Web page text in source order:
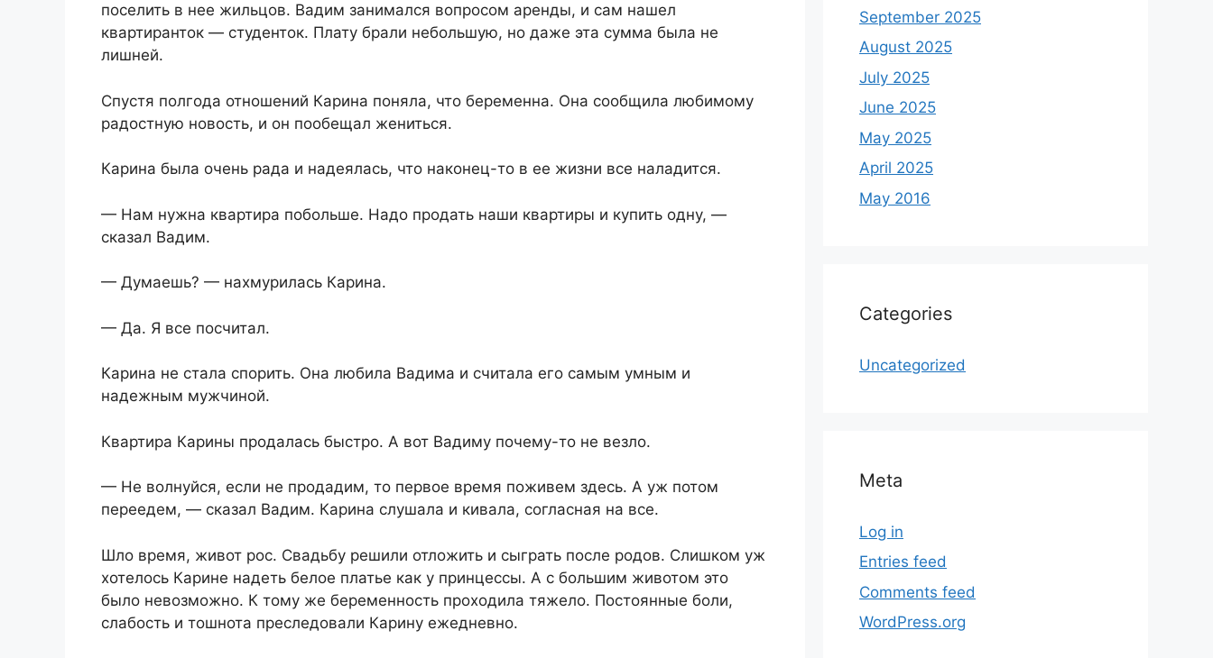
поселить в нее жильцов. Вадим занимался вопросом аренды, и сам нашел
квартиранток — студенток. Плату брали небольшую, но даже эта сумма была не
лишней.
Спустя полгода отношений Карина поняла, что беременна. Она сообщила любимому
радостную новость, и он пообещал жениться.
Карина была очень рада и надеялась, что наконец-то в ее жизни все наладится.
— Нам нужна квартира побольше. Надо продать наши квартиры и купить одну, —
сказал Вадим.
— Думаешь? — нахмурилась Карина.
— Да. Я все посчитал.
Карина не стала спорить. Она любила Вадима и считала его самым умным и
надежным мужчиной.
Квартира Карины продалась быстро. А вот Вадиму почему-то не везло.
— Не волнуйся, если не продадим, то первое время поживем здесь. А уж потом
переедем, — сказал Вадим. Карина слушала и кивала, согласная на все.
Шло время, живот рос. Свадьбу решили отложить и сыграть после родов. Слишком уж
хотелось Карине надеть белое платье как у принцессы. А с большим животом это
было невозможно. К тому же беременность проходила тяжело. Постоянные боли,
слабость и тошнота преследовали Карину ежедневно.
September 2025
August 2025
July 2025
June 2025
May 2025
April 2025
May 2016
Categories
Uncategorized
Meta
Log in
Entries feed
Comments feed
WordPress.org